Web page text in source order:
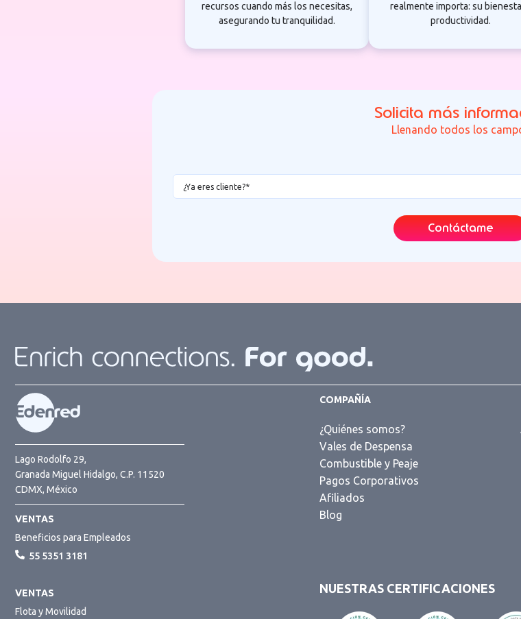
recursos cuando más los necesitas,
asegurando tu tranquilidad.
realmente importa: su
productividad.
Solicita más
Llenando todos los
Lago Rodolfo 29,
Granada Miguel Hidalgo, C.P. 11520
CDMX, México
VENTAS
Beneficios para Empleados
55 5351 3181
VENTAS
Flota y Movilidad
COMPAÑÍA
¿Quiénes somos?
Vales de Despensa
Combustible y Peaje
Pagos Corporativos
Afiliados
Blog
NUESTRAS CERTIFICACIONES